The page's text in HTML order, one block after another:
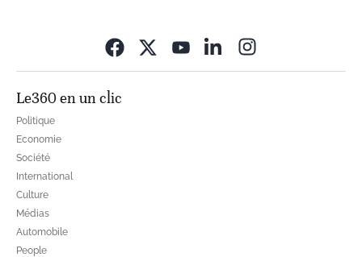
Le360 en un clic
Politique
Economie
Société
International
Culture
Médias
Automobile
People